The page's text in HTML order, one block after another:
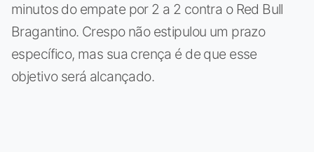
minutos do empate por 2 a 2 contra o Red Bull
Bragantino. Crespo não estipulou um prazo
específico, mas sua crença é de que esse
objetivo será alcançado.